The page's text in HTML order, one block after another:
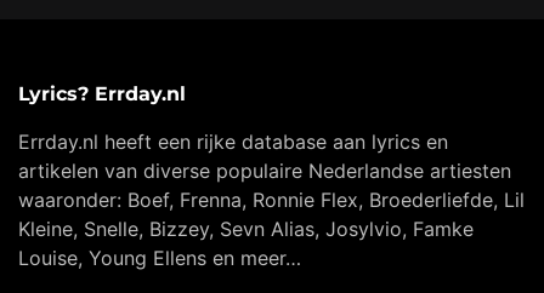
Lyrics? Errday.nl
Errday.nl heeft een rijke database aan lyrics en
artikelen van diverse populaire Nederlandse artiesten
waaronder: Boef, Frenna, Ronnie Flex, Broederliefde, Lil
Kleine, Snelle, Bizzey, Sevn Alias, Josylvio, Famke
Louise, Young Ellens en meer…